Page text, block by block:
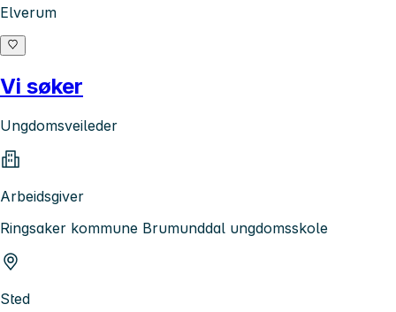
Elverum
Vi søker
Ungdomsveileder
Arbeidsgiver
Ringsaker kommune Brumunddal ungdomsskole
Sted